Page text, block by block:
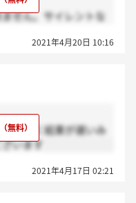
せん。サイレントな
2021年4月20日 10:16
すごく結果が遅いみ
います
2021年4月17日 02:21